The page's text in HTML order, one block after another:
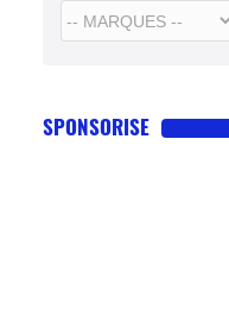
SPONSORISE